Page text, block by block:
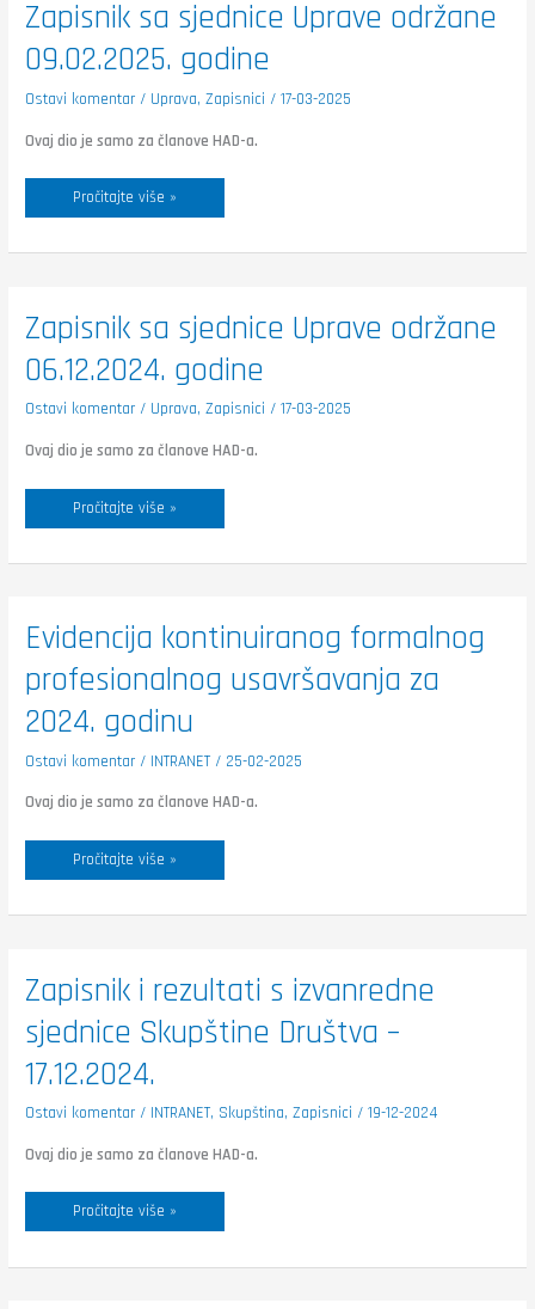
Zapisnik sa sjednice Uprave održane
09.02.2025. godine
Ostavi komentar / Uprava,Zapisnici /17-03-2025
Ovaj dio je samo za članove HAD-a.
sa
Uprave
održane
godine
Pročitajte više »
Zapisnik sa sjednice Uprave održane
06.12.2024. godine
Ostavi komentar / Uprava,Zapisnici /17-03-2025
Ovaj dio je samo za članove HAD-a.
Zapisnik
sa
sjednice
Uprave
održane
godine
Pročitajte više »
Evidencija kontinuiranog formalnog
profesionalnog usavršavanja za
2024. godinu
Ostavi komentar / INTRANET / 25-02-2025
Ovaj dio je samo za članove HAD-a.
Evidencija
kontinuiranog
formalnog
profesionalnog
usavršavanja
2024.
godinu
Pročitajte više »
Zapisnik i rezultati s izvanredne
sjednice Skupštine Društva –
17.12.2024.
Ostavi komentar / INTRANET, Skupština,Zapisnici /19-12-2024
Ovaj dio je samo za članove HAD-a.
Zapisnik
i
rezultati
s
izvanredne
Skupštine
Društva
–
17.12.2024.
Pročitajte više »